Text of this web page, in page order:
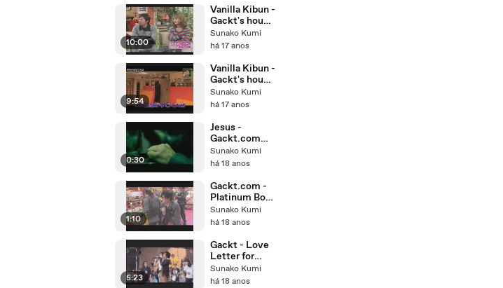
(11.05.2009)
10:00
Vanilla Kibun -
Gackt's house
[19.11.2008
part - 1]
Sunako Kumi
há 17 anos
9:54
Vanilla Kibun -
Gackt's house
[19.11.2008
part - 2]
Sunako Kumi
há 17 anos
0:30
Jesus -
Gackt.com
[31.10.2008]
Sunako Kumi
há 18 anos
1:10
Gackt.com -
Platinum Box
IX
[19.10.2008]
Sunako Kumi
há 18 anos
5:23
Gackt - Love
Letter for
ASIAN Dears
Sunako Kumi
há 18 anos